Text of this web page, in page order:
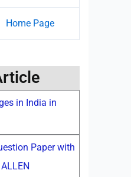
Home Page
in India in
Paper with